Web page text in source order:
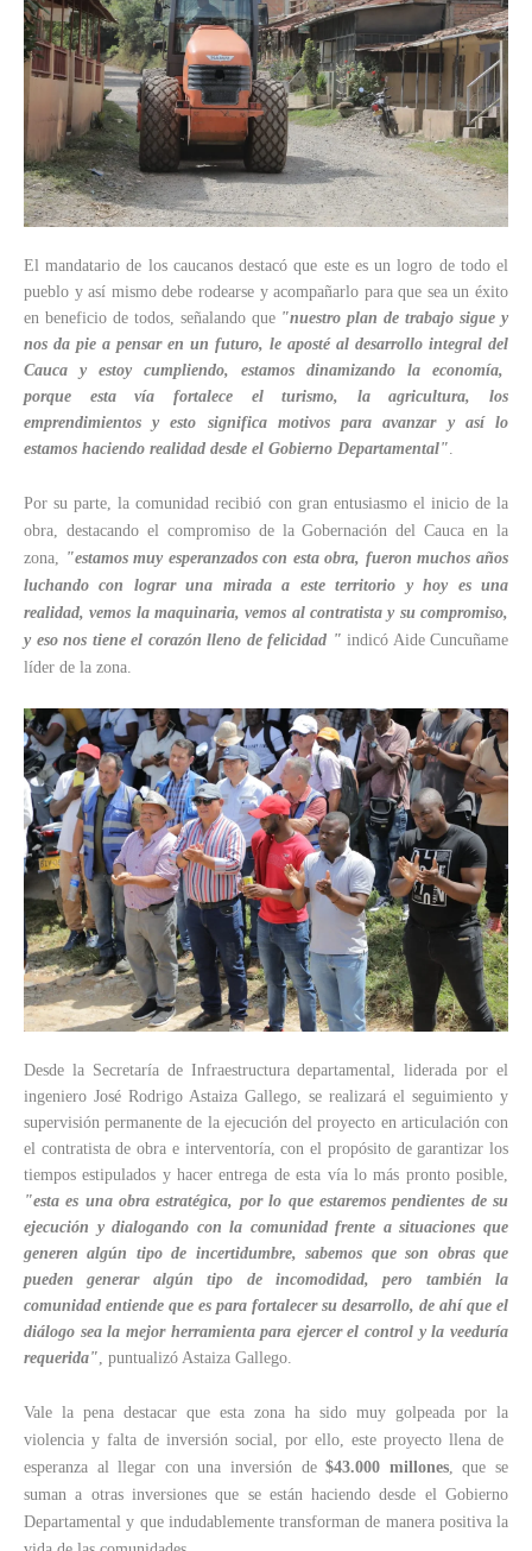
El mandatario de los caucanos destacó que este es un logro de todo el
pueblo y así mismo debe rodearse y acompañarlo para que sea un éxito
en beneficio de todos, señalando que "nuestro plan de trabajo sigue y
nos da pie a pensar en un futuro, le aposté al desarrollo integral del
Cauca y estoy cumpliendo, estamos dinamizando la economía,
porque esta vía fortalece el turismo, la agricultura, los
emprendimientos y esto significa motivos para avanzar y así lo
estamos haciendo realidad desde el Gobierno Departamental"
Por su parte, la comunidad recibió con gran entusiasmo el inicio de la
obra, destacando el compromiso de la Gobernación del Cauca en la
zona,
"estamos muy esperanzados con esta obra, fueron muchos años
luchando con lograr una mirada a este territorio y hoy es una
realidad, vemos la maquinaria, vemos al contratista y su compromiso,
y eso nos tiene el corazón lleno de felicidad " indicó Aide Cuncuñame
líder de la zona.
Desde la Secretaría de Infraestructura departamental, liderada por el
ingeniero José Rodrigo Astaiza Gallego, se realizará el seguimiento y
supervisión permanente de la ejecución del proyecto en articulación con
el contratista de obra e interventoría, con el propósito de garantizar los
tiempos estipulados y hacer entrega de esta vía lo más pronto posible,
"esta es una obra estratégica, por lo que estaremos pendientes de su
ejecución y dialogando con la comunidad frente a situaciones que
generen algún tipo de incertidumbre, sabemos que son obras que
pueden generar algún tipo de incomodidad, pero también la
comunidad entiende que es para fortalecer su desarrollo, de ahí que el
diálogo sea la mejor herramienta para ejercer el control y la veeduría
requerida" , puntualizó Astaiza Gallego.
Vale la pena destacar que esta zona ha sido muy golpeada por la
violencia y falta de inversión social, por ello, este proyecto llena de
esperanza al llegar con una inversión de$43.000 millones, que se
suman a otras inversiones que se están haciendo desde el Gobierno
Departamental y que indudablemente transforman de manera positiva la